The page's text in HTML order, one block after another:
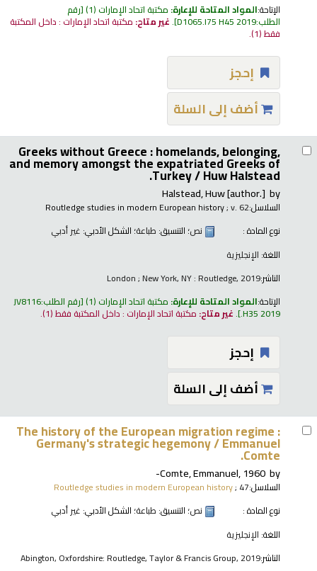
الإتاحة:المواد المتاحة للإعارة: مكتبة اتحاد الإمارات (1) رقم
الطلب:D1065.I75 H45 2019
.غير متاح: مكتبة اتحاد الإمارات : داخل المكتبة
فقط(1).
إحجز
أضف إلى السلة
Greeks without Greece : homelands, belonging,
and memory amongst the expatriated Greeks of
Turkey /Huw Halstead.
by
Halstead, Huw[author.]
السلاسل: Routledge studies in modern European history; v. 62
نوع المادة :
نص؛ التنسيق: طباعة؛ الشكل الأدبي: غير أدبي
اللغة: الإنجليزية
الناشر:London ; New York, NY : Routledge, 2019
الإتاحة:المواد المتاحة للإعارة: مكتبة اتحاد الإمارات (1) رقم الطلب:JV8116
.H35 2019
.غير متاح: مكتبة اتحاد الإمارات : داخل المكتبة فقط(1).
إحجز
أضف إلى السلة
The history of the European migration regime :
Germany's strategic hegemony /Emmanuel
Comte.
by
Comte, Emmanuel, 1960-
السلاسل: Routledge studies in modern European history; 47
نوع المادة :
نص؛ التنسيق: طباعة؛ الشكل الأدبي: غير أدبي
اللغة: الإنجليزية
الناشر:Abington, Oxfordshire: Routledge, Taylor & Francis Group, 2019